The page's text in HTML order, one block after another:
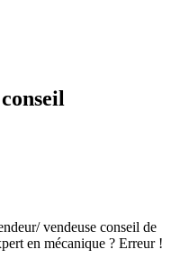
vendeuse conseil de
en mécanique ? Erreur !